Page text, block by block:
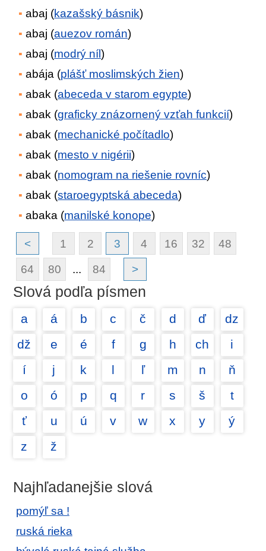
abaj (kazašský básnik)
abaj (auezov román)
abaj (modrý níl)
abája (plášť moslimských žien)
abak (abeceda v starom egypte)
abak (graficky znázornený vzťah funkcií)
abak (mechanické počítadlo)
abak (mesto v nigérii)
abak (nomogram na riešenie rovníc)
abak (staroegyptská abeceda)
abaka (manilské konope)
< 1 2 3 4 16 32 48
64 80 ... 84 >
Slová podľa písmen
a á b c č d ď
dz
dž
e é f g h ch
i
í
j k l ľ m n
ň
o
ó p q r s š
t
ť
u ú v w x y
ý
z
ž
Najhľadanejšie slová
pomýľ sa !
ruská rieka